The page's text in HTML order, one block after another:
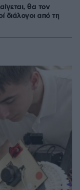
θα τον
διάλογοι από τη